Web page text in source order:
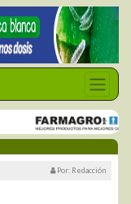
Por: Redacción